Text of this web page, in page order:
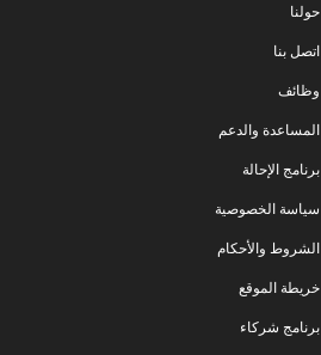
حولنا
اتصل بنا
وظائف
المساعدة والدعم
برنامج الإحالة
سياسة الخصوصية
الشروط والأحكام
خريطة الموقع
برنامج شركاء